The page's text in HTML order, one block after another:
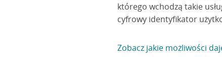
którego wchodzą takie
cyfrowy identyfikator
Zobacz jakie możliwości